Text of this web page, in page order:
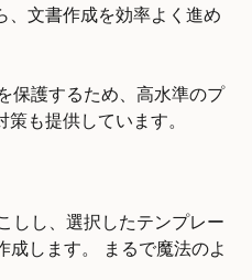
、文書作成を効率よく進め
保護するため、高水準のプ
も提供しています。
しし、選択したテンプレー
成します。 まるで魔法のよ